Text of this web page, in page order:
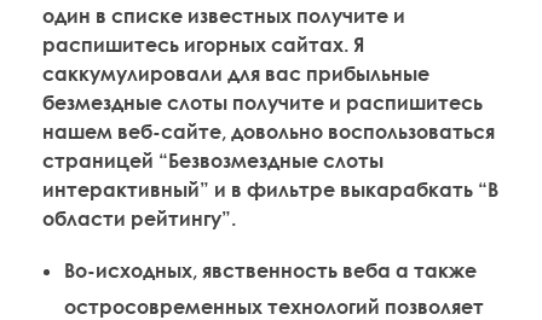
один в списке известных получите и
распишитесь игорных сайтах. Я
саккумулировали для вас прибыльные
безмездные слоты получите и распишитесь
нашем веб-сайте, довольно воспользоваться
страницей “Безвозмездные слоты
интерактивный” и в фильтре выкарабкать “В
области рейтингу”.
Во-исходных, явственность веба а также
остросовременных технологий позволяет